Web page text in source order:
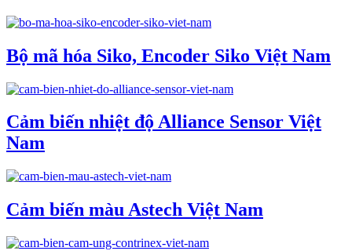
Bộ mã hóa Siko, Encoder Siko Việt Nam
Cảm biến nhiệt độ Alliance Sensor Việt
Nam
Cảm biến màu Astech Việt Nam